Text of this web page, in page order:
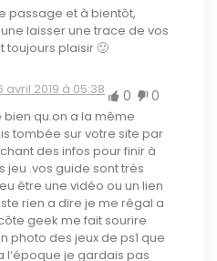
passage et à bientôt,
laisser une trace de vos
toujours plaisir 🙂
avril 2019 à 05:38 0 0
bien qu.on a la même
tombée sur votre site par
des infos pour finir à
jeu .vos guide sont très
être une vidéo ou un lien
rien a dire je me régal a
geek me fait sourire
photo des jeux de ps1 que
l’époque je gardais pas